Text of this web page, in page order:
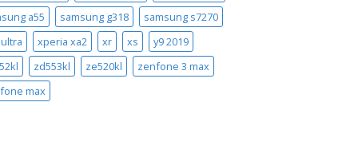
a55
samsung g318
samsung s7270
xperia xa2 xr xs
y9 2019
zd553kl ze520kl
zenfone 3 max
max